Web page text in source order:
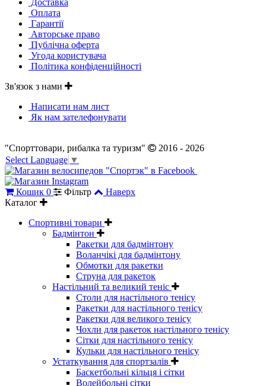
Доставка
Оплата
Гарантії
Авторське право
Публічна оферта
Угода користувача
Політика конфіденційності
Зв'язок з нами
Написати нам лист
Як нам зателефонувати
"Спорттовари, рибалка та туризм"
2016 - 2026
Select Language ▼
Кошик 0 Фільтр
Наверх
Каталог
Спортивні товари
Бадмінтон
Ракетки для бадмінтону
Воланчікі для бадмінтону
Обмотки для ракетки
Струна для ракеток
Настільний та великий теніс
Столи для настільного тенісу
Ракетки для настільного тенісу
Ракетки для великого тенісу
Чохли для ракеток настільного тенісу
Сітки для настільного тенісу
Кульки для настільного тенісу
Устаткування для спортзалів
Баскетбольні кільця і сітки
Волейбольні сітки